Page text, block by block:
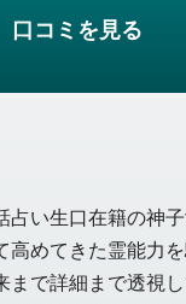
口コミを見る
占い生口在籍の神子
高めてきた霊能力
まで詳細まで透視